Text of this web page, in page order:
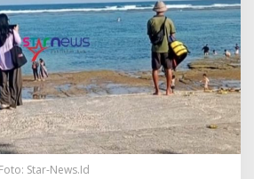
n
t
a
i
P
a
n
d
a
w
a
Star-News.Id